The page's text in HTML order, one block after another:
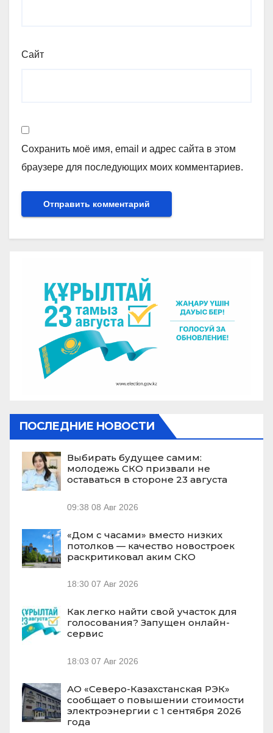
Сайт
Сохранить моё имя, email и адрес сайта в этом
браузере для последующих моих комментариев.
ПОСЛЕДНИЕ НОВОСТИ
Выбирать будущее самим:
молодежь СКО призвали не
оставаться в стороне 23 августа
09:38 08 Авг 2026
«Дом с часами» вместо низких
потолков — качество новостроек
раскритиковал аким СКО
18:30 07 Авг 2026
Как легко найти свой участок для
голосования? Запущен онлайн-
сервис
18:03 07 Авг 2026
АО «Северо-Казахстанская РЭК»
сообщает о повышении стоимости
электроэнергии с 1 сентября 2026
года